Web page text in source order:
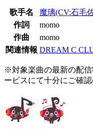
歌手名
魔璃(CV:石毛
作詞
momo
作曲
momo
関連情報 DREAM C
※対象楽曲の最新の配
ービスにて十分にご確